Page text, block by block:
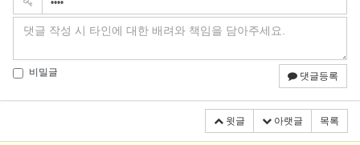
비밀글 댓글등록
윗글 아랫글 목록